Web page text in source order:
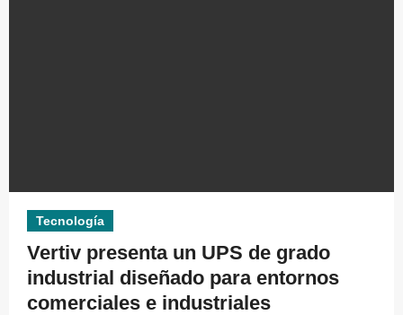
Tecnología
Vertiv presenta un UPS de grado
industrial diseñado para entornos
comerciales e industriales